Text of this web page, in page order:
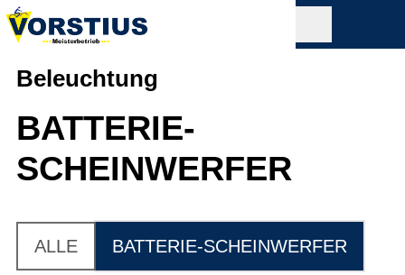
Beleuchtung
BATTERIE-
SCHEINWERFER
ALLE BATTERIE-SCHEINWERFER